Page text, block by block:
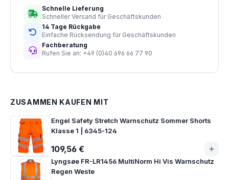
Schnelle Lieferung
Schneller Versand für Geschäftskunden
14 Tage Rückgabe
Einfache Rücksendung für Geschäftskunden
Fachberatung
Rufen Sie an: +49 (0)40 696 66 77 90
ZUSAMMEN KAUFEN MIT
Engel Safety Stretch Warnschutz Sommer Shorts
Klasse 1 | 6345-124
109,56 €
Lyngsøe FR-LR1456 MultiNorm Hi Vis Warnschutz
Regen Weste